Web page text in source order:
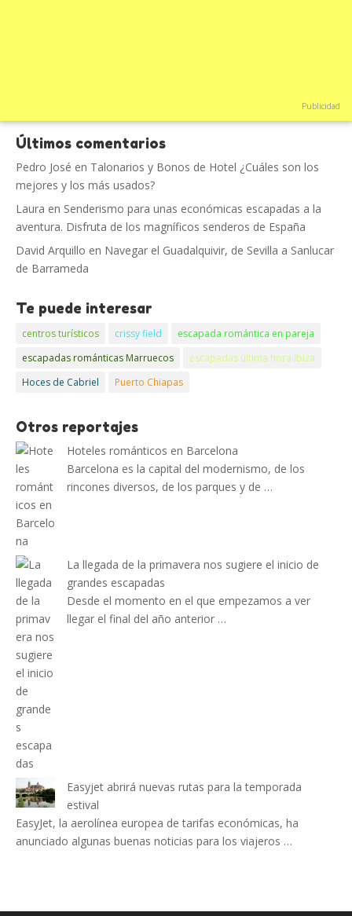
Publicidad
Últimos comentarios
Pedro José en Talonarios y Bonos de Hotel ¿Cuáles son los
mejores y los más usados?
Laura en Senderismo para unas económicas escapadas a la
aventura. Disfruta de los magníficos senderos de España
David Arquillo en Navegar el Guadalquivir, de Sevilla a Sanlucar
de Barrameda
Te puede interesar
centros turísticos crissy field
escapada romántica en pareja
escapadas románticas Marruecos
escapadas última hora Ibiza
Hoces de Cabriel
Puerto Chiapas
Otros reportajes
Hoteles románticos en Barcelona
Barcelona es la capital del modernismo, de los
rincones diversos, de los parques y de …
La llegada de la primavera nos sugiere el inicio de
grandes escapadas
Desde el momento en el que empezamos a ver
llegar el final del año anterior …
Easyjet abrirá nuevas rutas para la temporada
estival
EasyJet, la aerolínea europea de tarifas económicas, ha
anunciado algunas buenas noticias para los viajeros …